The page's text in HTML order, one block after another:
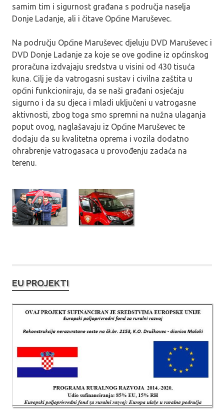
samim tim i sigurnost građana s područja naselja
Donje Ladanje, ali i čitave Općine Maruševec.
Na području Općine Maruševec djeluju DVD Maruševec i
DVD Donje Ladanje za koje se ove godine iz općinskog
proračuna izdvajaju sredstva u visini od 430 tisuća
kuna. Cilj je da vatrogasni sustav i civilna zaštita u
općini funkcioniraju, da se naši građani osjećaju
sigurno i da su djeca i mladi uključeni u vatrogasne
aktivnosti, zbog toga smo spremni na nužna ulaganja
poput ovog, naglašavaju iz Općine Maruševec te
dodaju da su kvalitetna oprema i vozila dodatno
ohrabrenje vatrogasaca u provođenju zadaća na
terenu.
EU PROJEKTI